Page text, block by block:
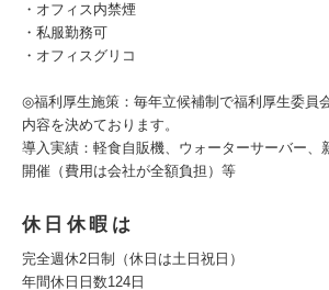
・オフィス内禁煙
・私服勤務可
・オフィスグリコ
◎福利厚生施策：毎年立候補制で福利厚生委員
内容を決めております。
導入実績：軽食自販機、ウォーターサーバー、
開催（費用は会社が全額負担）等
休日休暇は
完全週休2日制（休日は土日祝日）
年間休日日数124日